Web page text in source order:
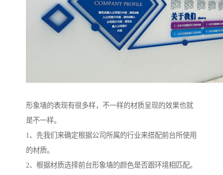
形象墙的表现有很多样，不一样的材质呈现的效果也就
是不一样。
1、先我们来确定根据公司所属的行业来搭配前台所使用
的材质。
2、根据材质选择前台形象墙的颜色是否跟环境相匹配。